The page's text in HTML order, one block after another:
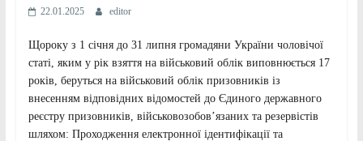
22.01.2025 editor
Щороку з 1 січня до 31 липня громадяни України чоловічої
статі, яким у рік взяття на військовий облік виповнюється 17
років, беруться на військовий облік призовників із
внесенням відповідних відомостей до Єдиного державного
реєстру призовників, військовозобов’язаних та резервістів
шляхом: Проходження електронної ідентифікації та